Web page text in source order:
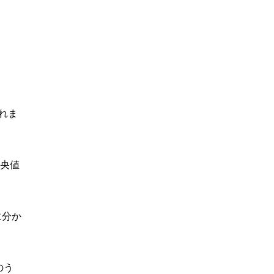
ま
値
分か